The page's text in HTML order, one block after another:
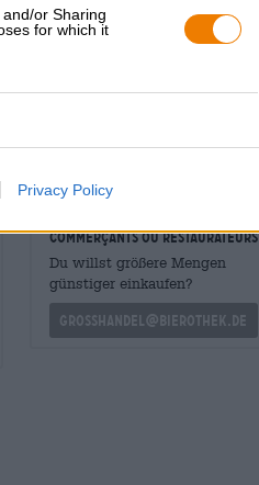
or Sharing
for which it
Privacy Policy
De la mousse ferme aux pores
et de fruits frais. L’attaque
avec du melon, de la fraise et
crémeux ainsi qu’une subtile
commerçants ou restaurateurs
Du willst größere Mengen
günstiger einkaufen?
grosshandel@bierothek.de